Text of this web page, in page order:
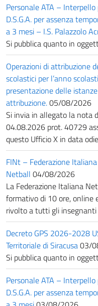
Personale ATA –
D.S.G.A. per assenza
a 3 mesi – I.S. Palazzolo
Si pubblica quanto in
Operazioni di attribuzione
scolastici per l’anno
presentazione delle
attribuzione.05/08/2026
Si invia in allegato la nota
04.08.2026 prot. 40729
questo Ufficio X in data
FINt – Federazione
Netball 04/08/2026
La Federazione Italiana
formativo di 10 ore, online
rivolto a tutti gli insegnanti
Decreto GPS 2026-2028
Territoriale di Siracusa03/
Si pubblica quanto in
Personale ATA –
D.S.G.A. per assenza